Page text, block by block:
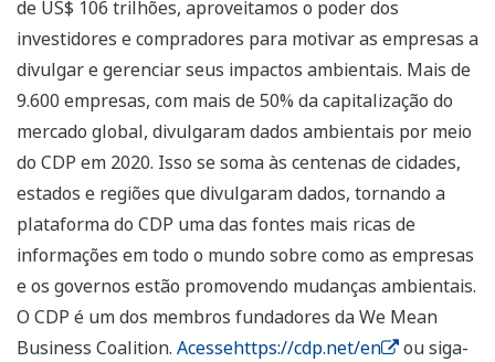
de US$ 106 trilhões, aproveitamos o poder dos
investidores e compradores para motivar as empresas a
divulgar e gerenciar seus impactos ambientais. Mais de
9.600 empresas, com mais de 50% da capitalização do
mercado global, divulgaram dados ambientais por meio
do CDP em 2020. Isso se soma às centenas de cidades,
estados e regiões que divulgaram dados, tornando a
plataforma do CDP uma das fontes mais ricas de
informações em todo o mundo sobre como as empresas
e os governos estão promovendo mudanças ambientais.
O CDP é um dos membros fundadores da We Mean
Business Coalition. Acessehttps://cdp.net/en
ou siga-